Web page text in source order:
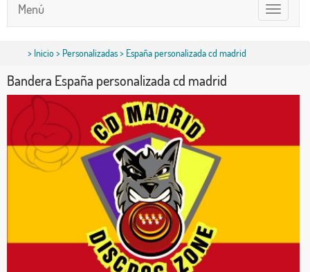
Toggle
navigation
Menú
> Inicio> Personalizadas> España personalizada cd madrid
Bandera España personalizada cd madrid